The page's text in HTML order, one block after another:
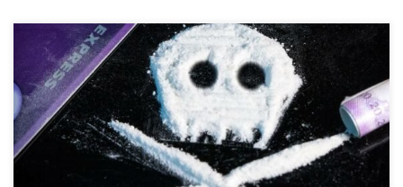
Narkotyki istnieją od tysięcy lat. Na początku były ekstrahowane
bardziej […]